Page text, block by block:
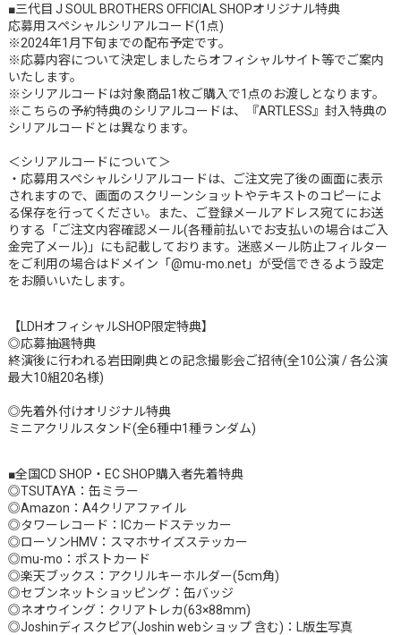
■三代目 J SOUL BROTHERS OFFICIAL SHOPオリジナル特典
応募用スペシャルシリアルコード(1点)
※2024年1月下旬までの配布予定です。
※応募内容について決定しましたらオフィシャルサイト等でご案内
いたします。
※シリアルコードは対象商品1枚ご購入で1点のお渡しとなります。
※こちらの予約特典のシリアルコードは、『ARTLESS』封入特典の
シリアルコードとは異なります。
＜シリアルコードについて＞
・応募用スペシャルシリアルコードは、ご注文完了後の画面に表示
されますので、画面のスクリーンショットやテキストのコピーによ
る保存を行ってください。また、ご登録メールアドレス宛てにお送
りする「ご注文内容確認メール(各種前払いでお支払いの場合はご入
金完了メール)」にも記載しております。迷惑メール防止フィルター
をご利用の場合はドメイン「@mu-mo.net」が受信できるよう設定
をお願いいたします。
【LDHオフィシャルSHOP限定特典】
◎応募抽選特典
終演後に行われる岩田剛典との記念撮影会ご招待(全10公演 / 各公演
最大10組20名様)
◎先着外付けオリジナル特典
ミニアクリルスタンド(全6種中1種ランダム)
■全国CD SHOP・EC SHOP購入者先着特典
◎TSUTAYA：缶ミラー
◎Amazon：A4クリアファイル
◎タワーレコード：ICカードステッカー
◎ローソンHMV：スマホサイズステッカー
◎mu-mo：ポストカード
◎楽天ブックス：アクリルキーホルダー(5cm角)
◎セブンネットショッピング：缶バッジ
◎ネオウイング：クリアトレカ(63×88mm)
◎Joshinディスクピア(Joshin webショップ 含む)：L版生写真